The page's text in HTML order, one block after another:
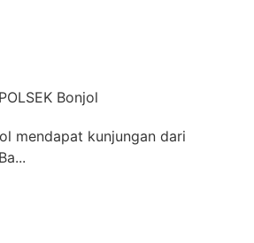
Bonjol
mendapat kunjungan dari